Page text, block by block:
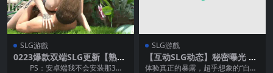
SLG游戲
0223爆款双端SLG更新【熟女
人妻】顽皮邻居 Naughty Ne
PS：安卓端我不会安装那3个
SLG游戲
【互动SLG动态】秘密曝光 M
anaka-san 不被注意地暴露自
体验真正的暴露，超乎想象的“自由